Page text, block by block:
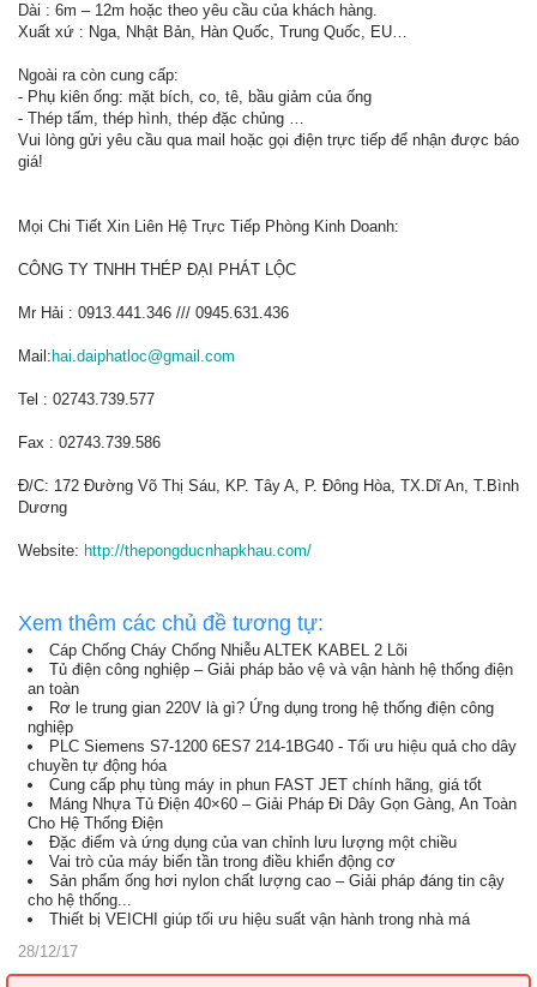
Dài : 6m – 12m hoặc theo yêu cầu của khách hàng.
Xuất xứ : Nga, Nhật Bản, Hàn Quốc, Trung Quốc, EU…
Ngoài ra còn cung cấp:
- Phụ kiên ống: mặt bích, co, tê, bầu giảm của ống
- Thép tấm, thép hình, thép đặc chủng …
Vui lòng gửi yêu cầu qua mail hoặc gọi điện trực tiếp để nhận được báo
giá!
Mọi Chi Tiết Xin Liên Hệ Trực Tiếp Phòng Kinh Doanh:
CÔNG TY TNHH THÉP ĐẠI PHÁT LỘC
Mr Hải : 0913.441.346 /// 0945.631.436
Mail: hai.daiphatloc@gmail.com
Tel : 02743.739.577
Fax : 02743.739.586
Đ/C: 172 Đường Võ Thị Sáu, KP. Tây A, P. Đông Hòa, TX.Dĩ An, T.Bình
Dương
Website: http://thepongducnhapkhau.com/
Xem thêm các chủ đề tương tự:
Cáp Chống Cháy Chống Nhiễu ALTEK KABEL 2 Lõi
Tủ điện công nghiệp – Giải pháp bảo vệ và vận hành hệ thống điện
an toàn
Rơ le trung gian 220V là gì? Ứng dụng trong hệ thống điện công
nghiệp
PLC Siemens S7-1200 6ES7 214-1BG40 - Tối ưu hiệu quả cho dây
chuyền tự động hóa
Cung cấp phụ tùng máy in phun FAST JET chính hãng, giá tốt
Máng Nhựa Tủ Điện 40×60 – Giải Pháp Đi Dây Gọn Gàng, An Toàn
Cho Hệ Thống Điện
Đặc điểm và ứng dụng của van chỉnh lưu lượng một chiều
Vai trò của máy biến tần trong điều khiển động cơ
Sản phẩm ống hơi nylon chất lượng cao – Giải pháp đáng tin cậy
cho hệ thống...
Thiết bị VEICHI giúp tối ưu hiệu suất vận hành trong nhà má
28/12/17